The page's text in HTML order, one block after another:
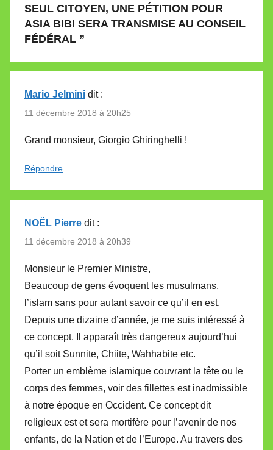
SEUL CITOYEN, UNE PÉTITION POUR
ASIA BIBI SERA TRANSMISE AU CONSEIL
FÉDÉRAL ”
Mario Jelmini dit :
11 décembre 2018 à 20h25
Grand monsieur, Giorgio Ghiringhelli !
Répondre
NOËL Pierre dit :
11 décembre 2018 à 20h39
Monsieur le Premier Ministre,
Beaucoup de gens évoquent les musulmans,
l’islam sans pour autant savoir ce qu’il en est.
Depuis une dizaine d’année, je me suis intéressé à
ce concept. Il apparaît très dangereux aujourd’hui
qu’il soit Sunnite, Chiite, Wahhabite etc.
Porter un emblème islamique couvrant la tête ou le
corps des femmes, voir des fillettes est inadmissible
à notre époque en Occident. Ce concept dit
religieux est et sera mortifère pour l’avenir de nos
enfants, de la Nation et de l’Europe. Au travers des